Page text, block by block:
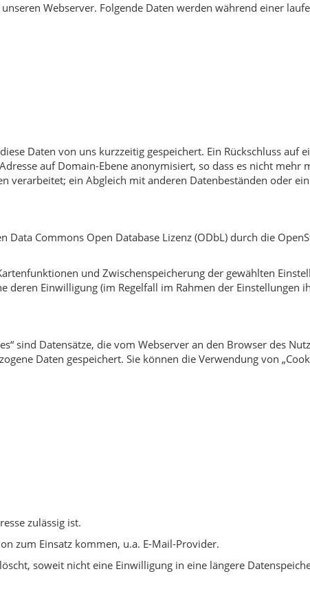
Webserver. Folgende Daten werden während einer
Daten von uns kurzzeitig gespeichert. Ein Rückschluss auf
auf Domain-Ebene anonymisiert, so dass es nicht mehr
verarbeitet; ein Abgleich mit anderen Datenbeständen oder
Commons Open Database Lizenz (ODbL) durch die
und Zwischenspeicherung der gewählten
deren Einwilligung (im Regelfall im Rahmen der Einstellungen
sind Datensätze, die vom Webserver an den Browser des
Daten gespeichert. Sie können die Verwendung von
zulässig ist.
zum Einsatz kommen, u.a. E-Mail-Provider.
soweit nicht eine Einwilligung in eine längere